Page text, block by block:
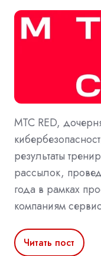
МТС RED,
результаты
рассылок,
года в рамках
компаниям
Читать пост